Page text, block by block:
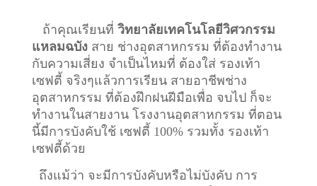
ถ้าคุณเรียนที่ วิทยาลัยเทคโนโลยีวิศวกรรม
แหลมฉบังสาย ช่างอุตสาหกรรม ที่ต้องทำงาน
กับความเสี่ยง จำเป็นไหมที่ ต้องใส่ รองเท้า
เซฟตี้ จริงๆแล้วการเรียน สายอาชีพช่าง
อุตสาหกรรม ที่ต้องฝึกฝนฝีมือเพื่อ จบไป ก็จะ
ทำงานในสายงาน โรงงานอุตสาหกรรม ที่ตอน
นี้มีการบังคับใช้ เซฟตี้ 100% รวมทั้ง รองเท้า
เซฟตี้ด้วย
ถึงแม้ว่า จะมีการบังคับหรือไม่บังคับ การ